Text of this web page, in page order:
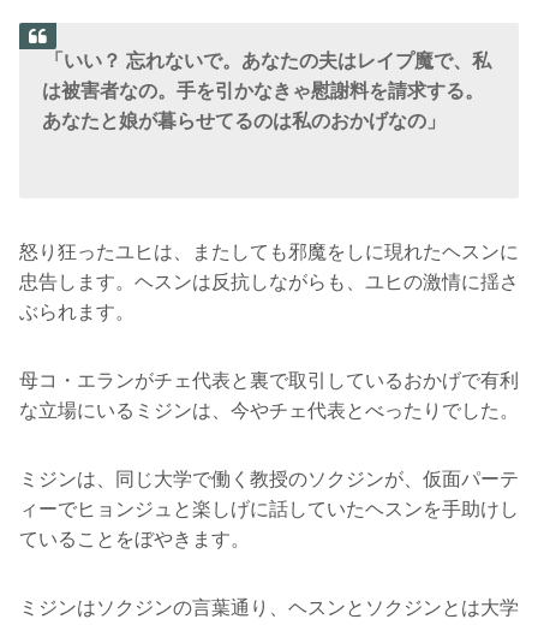
「いい？ 忘れないで。あなたの夫はレイプ魔で、私
は被害者なの。手を引かなきゃ慰謝料を請求する。
あなたと娘が暮らせてるのは私のおかげなの」
怒り狂ったユヒは、またしても邪魔をしに現れたヘスンに
忠告します。ヘスンは反抗しながらも、ユヒの激情に揺さ
ぶられます。
母コ・エランがチェ代表と裏で取引しているおかげで有利
な立場にいるミジンは、今やチェ代表とべったりでした。
ミジンは、同じ大学で働く教授のソクジンが、仮面パーテ
ィーでヒョンジュと楽しげに話していたヘスンを手助けし
ていることをぼやきます。
ミジンはソクジンの言葉通り、ヘスンとソクジンとは大学